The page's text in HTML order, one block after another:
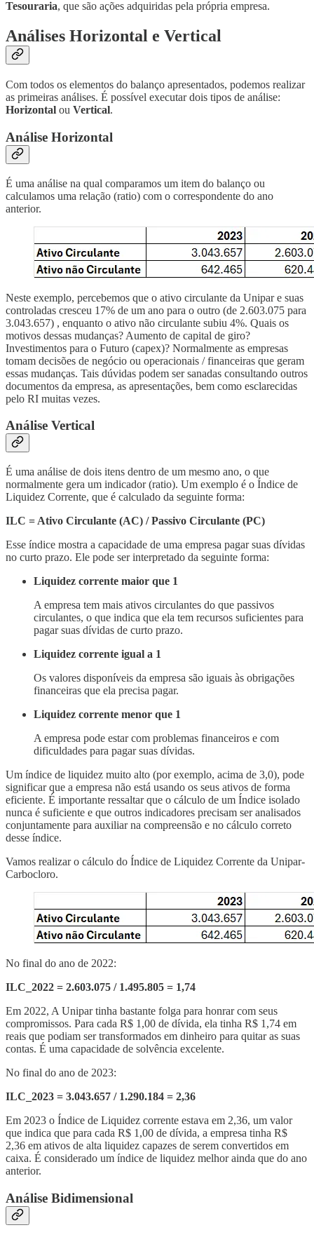
Tesouraria, que são ações adquiridas pela própria empresa.
Análises Horizontal e Vertical
Com todos os elementos do balanço apresentados, podemos realizar
as primeiras análises. É possível executar dois tipos de análise:
Horizontal ou Vertical.
Análise Horizontal
É uma análise na qual comparamos um item do balanço ou
calculamos uma relação (ratio) com o correspondente do ano
anterior.
Neste exemplo, percebemos que o ativo circulante da Unipar e suas
controladas cresceu 17% de um ano para o outro (de 2.603.075 para
3.043.657) , enquanto o ativo não circulante subiu 4%. Quais os
motivos dessas mudanças? Aumento de capital de giro?
Investimentos para o Futuro (capex)? Normalmente as empresas
tomam decisões de negócio ou operacionais / financeiras que geram
essas mudanças. Tais dúvidas podem ser sanadas consultando outros
documentos da empresa, as apresentações, bem como esclarecidas
pelo RI muitas vezes.
Análise Vertical
É uma análise de dois itens dentro de um mesmo ano, o que
normalmente gera um indicador (ratio). Um exemplo é o Índice de
Liquidez Corrente, que é calculado da seguinte forma:
ILC = Ativo Circulante (AC) / Passivo Circulante (PC)
Esse índice mostra a capacidade de uma empresa pagar suas dívidas
no curto prazo. Ele pode ser interpretado da seguinte forma:
Liquidez corrente maior que 1
A empresa tem mais ativos circulantes do que passivos
circulantes, o que indica que ela tem recursos suficientes para
pagar suas dívidas de curto prazo.
Liquidez corrente igual a 1
Os valores disponíveis da empresa são iguais às obrigações
financeiras que ela precisa pagar.
Liquidez corrente menor que 1
A empresa pode estar com problemas financeiros e com
dificuldades para pagar suas dívidas.
Um índice de liquidez muito alto (por exemplo, acima de 3,0), pode
significar que a empresa não está usando os seus ativos de forma
eficiente. É importante ressaltar que o cálculo de um Índice isolado
nunca é suficiente e que outros indicadores precisam ser analisados
conjuntamente para auxiliar na compreensão e no cálculo correto
desse índice.
Vamos realizar o cálculo do Índice de Liquidez Corrente da Unipar-
Carbocloro.
No final do ano de 2022:
ILC_2022 = 2.603.075 / 1.495.805 = 1,74
Em 2022, A Unipar tinha bastante folga para honrar com seus
compromissos. Para cada R$ 1,00 de dívida, ela tinha R$ 1,74 em
reais que podiam ser transformados em dinheiro para quitar as suas
contas. É uma capacidade de solvência excelente.
No final do ano de 2023:
ILC_2023 = 3.043.657 / 1.290.184 = 2,36
Em 2023 o Índice de Liquidez corrente estava em 2,36, um valor
que indica que para cada R$ 1,00 de dívida, a empresa tinha R$
2,36 em ativos de alta liquidez capazes de serem convertidos em
caixa. É considerado um índice de liquidez melhor ainda que do ano
anterior.
Análise Bidimensional